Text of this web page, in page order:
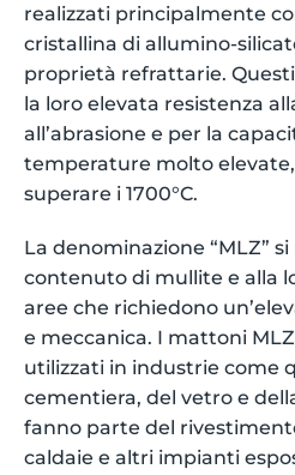
realizzati principalmente
cristallina di allumino-
proprietà refrattarie.
la loro elevata resistenza
all’abrasione e per la
temperature molto
superare i 1700°C.
La denominazione “MLZ”
contenuto di mullite e alla
aree che richiedono
e meccanica. I mattoni
utilizzati in industrie come
cementiera, del vetro e
fanno parte del
caldaie e altri impianti